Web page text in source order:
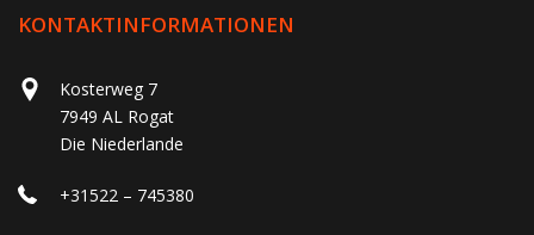
KONTAKTINFORMATIONEN
Kosterweg 7
7949 AL Rogat
Die Niederlande
+31522 – 745380